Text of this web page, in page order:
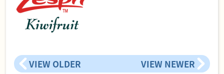
VIEW OLDER VIEW NEWER